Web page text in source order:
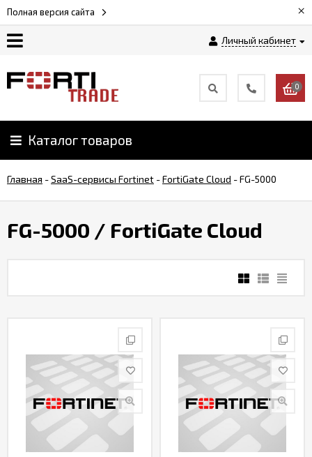
Полная версия сайта ×
Личный кабинет
0
Каталог товаров
Главная -SaaS-сервисы Fortinet -FortiGate Cloud -FG-5000
FG-5000 / FortiGate Cloud